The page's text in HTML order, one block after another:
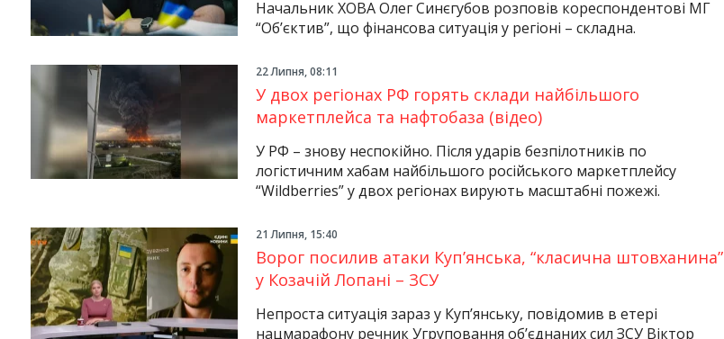
Начальник ХОВА Олег Синєгубов розповів кореспондентові МГ
“Об’єктив”, що фінансова ситуація у регіоні – складна.
22 Липня, 08:11
У двох регіонах РФ горять склади найбільшого
маркетплейса та нафтобаза (відео)
У РФ – знову неспокійно. Після ударів безпілотників по
логістичним хабам найбільшого російського маркетплейсу
“Wildberries” у двох регіонах вирують масштабні пожежі.
21 Липня, 15:40
Ворог посилив атаки Куп’янська, “класична штовханина”
у Козачій Лопані – ЗСУ
Непроста ситуація зараз у Куп’янську, повідомив в етері
нацмарафону речник Угруповання об’єднаних сил ЗСУ Віктор